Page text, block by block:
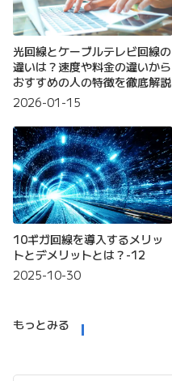
光回線とケーブルテレビ回線の
違いは？速度や料金の違いから
おすすめの人の特徴を徹底解説
2026-01-15
10ギガ回線を導入するメリッ
トとデメリットとは？-12
2025-10-30
もっとみる